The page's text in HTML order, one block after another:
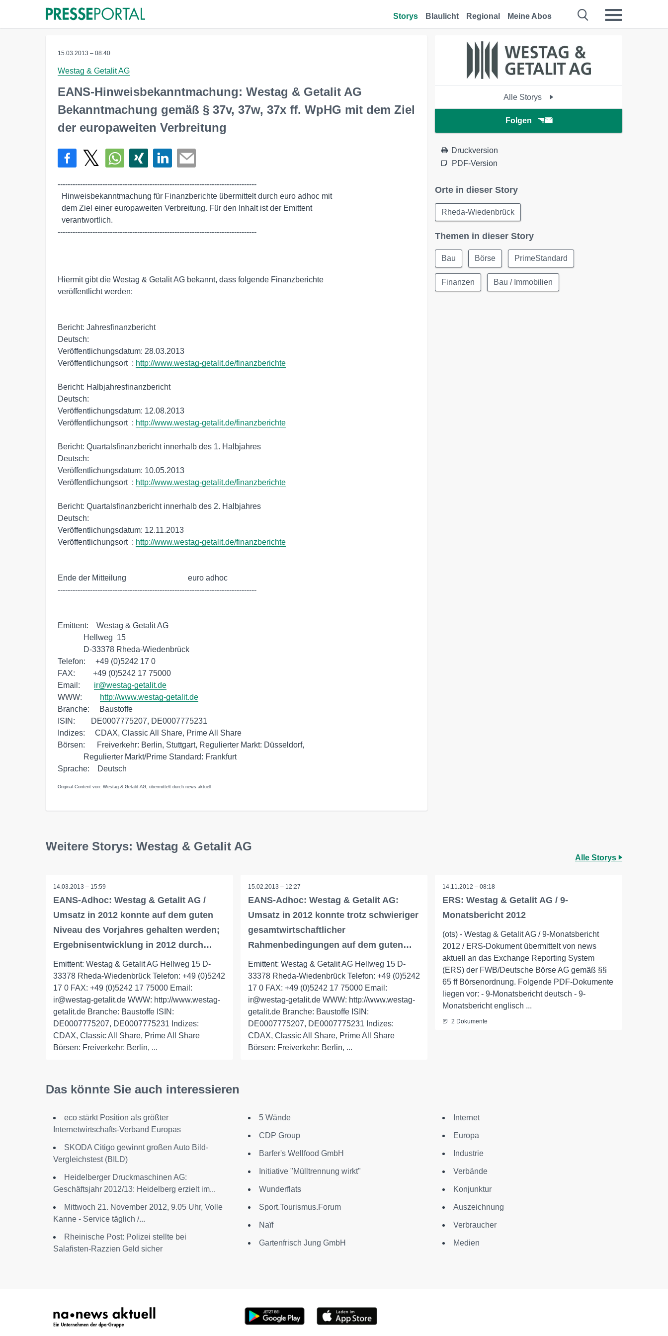
Storys Blaulicht Regional Meine Abos
15.03.2013 – 08:40
Westag & Getalit AG
EANS-Hinweisbekanntmachung: Westag & Getalit AG
Bekanntmachung gemäß § 37v, 37w, 37x ff. WpHG mit dem Ziel
der europaweiten Verbreitung
--------------------------------------------------------------------------------
--------------------------------------------------------------------------------
Hiermit gibt die Westag & Getalit AG bekannt, dass folgende Finanzberichte
veröffentlicht werden:
Bericht: Jahresfinanzbericht
Deutsch:
Veröffentlichungsdatum: 28.03.2013
Veröffentlichungsort  : http://www.westag-getalit.de/finanzberichte
Bericht: Halbjahresfinanzbericht
Deutsch:
Veröffentlichungsdatum: 12.08.2013
Veröffentlichungsort  : http://www.westag-getalit.de/finanzberichte
Bericht: Quartalsfinanzbericht innerhalb des 1. Halbjahres
Deutsch:
Veröffentlichungsdatum: 10.05.2013
Veröffentlichungsort  : http://www.westag-getalit.de/finanzberichte
Bericht: Quartalsfinanzbericht innerhalb des 2. Halbjahres
Deutsch:
Veröffentlichungsdatum: 12.11.2013
Veröffentlichungsort  : http://www.westag-getalit.de/finanzberichte
Ende der Mitteilung                               euro adhoc
--------------------------------------------------------------------------------
Emittent:    Westag & Getalit AG
Telefon:     +49 (0)5242 17 0
FAX:         +49 (0)5242 17 75000
Email: ir@westag-getalit.de
WWW:
http://www.westag-getalit.de
Branche:     Baustoffe
ISIN:        DE0007775207, DE0007775231
Indizes:     CDAX, Classic All Share, Prime All Share
Börsen:      Freiverkehr: Berlin, Stuttgart, Regulierter Markt: Düsseldorf,
Original-Content von: Westag & Getalit AG, übermittelt durch news aktuell
Alle Storys
Folgen
Druckversion
PDF-Version
Orte in dieser Story
Rheda-Wiedenbrück
Themen in dieser Story
Bau Börse PrimeStandard
Finanzen Bau / Immobilien
Weitere Storys: Westag & Getalit AG
Alle Storys
14.03.2013 – 15:59
EANS-Adhoc: Westag & Getalit AG /
Umsatz in 2012 konnte auf dem guten
Niveau des Vorjahres gehalten werden;
Ergebnisentwicklung in 2012 durch…
Emittent: Westag & Getalit AG Hellweg 15 D-
33378 Rheda-Wiedenbrück Telefon: +49 (0)5242
17 0 FAX: +49 (0)5242 17 75000 Email:
ir@westag-getalit.de WWW: http://www.westag-
getalit.de Branche: Baustoffe ISIN:
DE0007775207, DE0007775231 Indizes:
CDAX, Classic All Share, Prime All Share
Börsen: Freiverkehr: Berlin, ...
15.02.2013 – 12:27
EANS-Adhoc: Westag & Getalit AG:
Umsatz in 2012 konnte trotz schwieriger
gesamtwirtschaftlicher
Rahmenbedingungen auf dem guten…
Emittent: Westag & Getalit AG Hellweg 15 D-
33378 Rheda-Wiedenbrück Telefon: +49 (0)5242
17 0 FAX: +49 (0)5242 17 75000 Email:
ir@westag-getalit.de WWW: http://www.westag-
getalit.de Branche: Baustoffe ISIN:
DE0007775207, DE0007775231 Indizes:
CDAX, Classic All Share, Prime All Share
Börsen: Freiverkehr: Berlin, ...
14.11.2012 – 08:18
ERS: Westag & Getalit AG / 9-
Monatsbericht 2012
(ots) - Westag & Getalit AG / 9-Monatsbericht
2012 / ERS-Dokument übermittelt von news
aktuell an das Exchange Reporting System
(ERS) der FWB/Deutsche Börse AG gemäß §§
65 ff Börsenordnung. Folgende PDF-Dokumente
liegen vor: - 9-Monatsbericht deutsch - 9-
Monatsbericht englisch ...
2 Dokumente
Das könnte Sie auch interessieren
eco stärkt Position als größter
Internetwirtschafts-Verband Europas
SKODA Citigo gewinnt großen Auto Bild-
Vergleichstest (BILD)
Heidelberger Druckmaschinen AG:
Geschäftsjahr 2012/13: Heidelberg erzielt im...
Mittwoch 21. November 2012, 9.05 Uhr, Volle
Kanne - Service täglich /...
Rheinische Post: Polizei stellte bei
Salafisten-Razzien Geld sicher
5 Wände
CDP Group
Barfer's Wellfood GmbH
Initiative "Mülltrennung wirkt"
Wunderflats
Sport.Tourismus.Forum
Naïf
Gartenfrisch Jung GmbH
Internet
Europa
Industrie
Verbände
Konjunktur
Auszeichnung
Verbraucher
Medien